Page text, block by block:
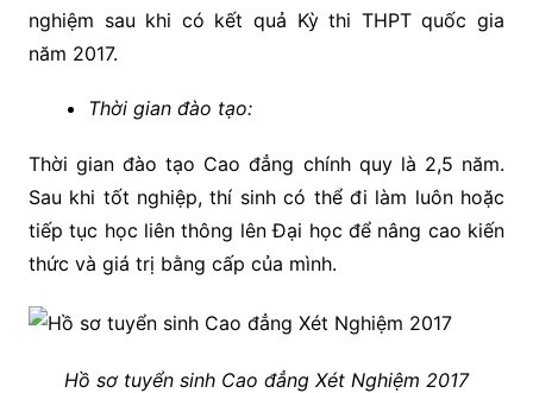
nghiệm sau khi có kết quả Kỳ thi THPT quốc gia
năm 2017.
Thời gian đào tạo:
Thời gian đào tạo Cao đẳng chính quy là 2,5 năm.
Sau khi tốt nghiệp, thí sinh có thể đi làm luôn hoặc
tiếp tục học liên thông lên Đại học để nâng cao kiến
thức và giá trị bằng cấp của mình.
Hồ sơ tuyển sinh Cao đẳng Xét Nghiệm 2017